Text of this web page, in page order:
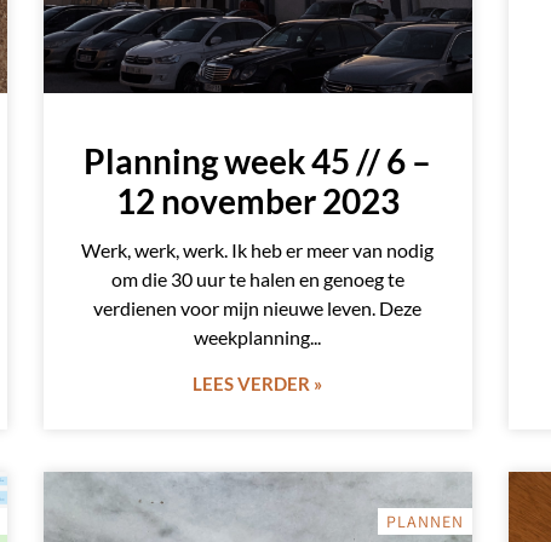
Planning week 45 // 6 –
12 november 2023
Werk, werk, werk. Ik heb er meer van nodig
om die 30 uur te halen en genoeg te
verdienen voor mijn nieuwe leven. Deze
weekplanning
LEES VERDER »
PLANNEN